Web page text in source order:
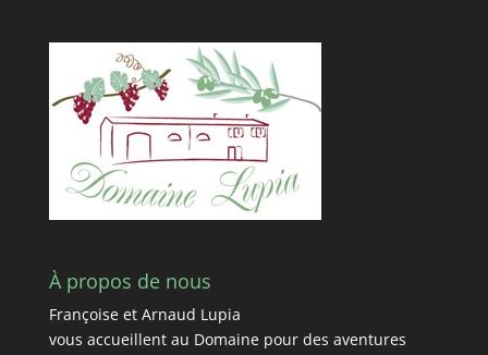
À propos de nous
Françoise et Arnaud Lupia
vous accueillent au Domaine pour des aventures